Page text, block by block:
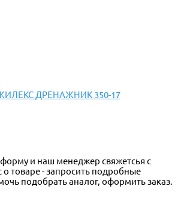
ДРЕНАЖНИК 350-17
и наш менеджер свяжетсья с
о товаре - запросить подробные
подобрать аналог, оформить заказ.